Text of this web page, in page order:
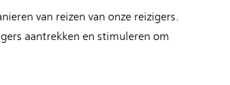
van reizen van onze reizigers.
aantrekken en stimuleren om